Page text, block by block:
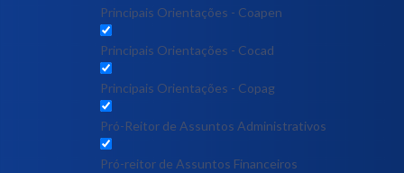
Principais Orientações - Coapen
Principais Orientações - Cocad
Principais Orientações - Copag
Pró-Reitor de Assuntos Administrativos
Pró-reitor de Assuntos Financeiros